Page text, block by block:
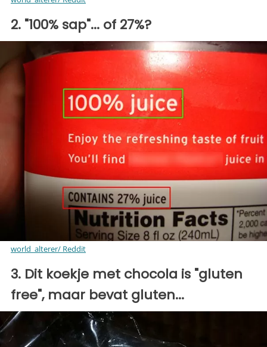
2. "100% sap"... of 27%?
world_alterer/ Reddit
3. Dit koekje met chocola is "gluten
free", maar bevat gluten...